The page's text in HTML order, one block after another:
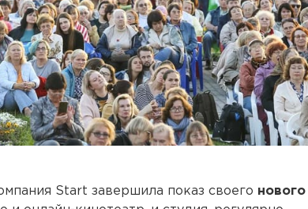
Start завершила показ своего нового